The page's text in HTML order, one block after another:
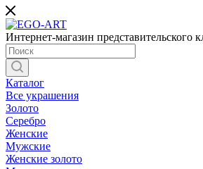
Интернет-магазин представительского
Каталог
Все украшения
Золото
Серебро
Женские
Мужские
Женские золото